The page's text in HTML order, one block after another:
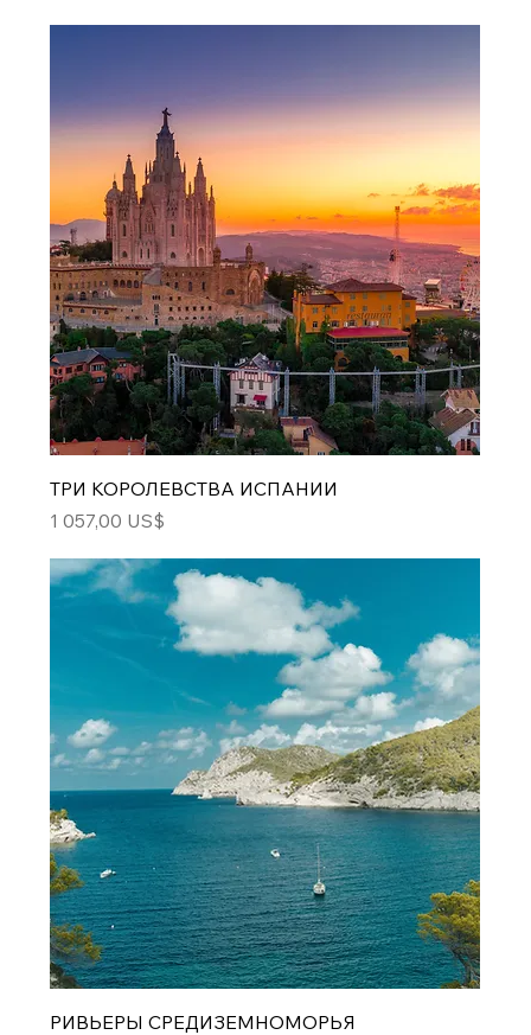
ТРИ КОРОЛЕВСТВА ИСПАНИИ
Цена
1 057,00 US$
РИВЬЕРЫ СРЕДИЗЕМНОМОРЬЯ